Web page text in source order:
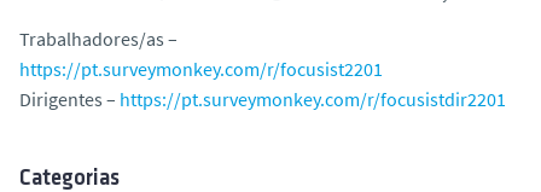
Trabalhadores/as –
https://pt.surveymonkey.com/r/focusist2201
Dirigentes – https://pt.surveymonkey.com/r/focusistdir2201
Categorias